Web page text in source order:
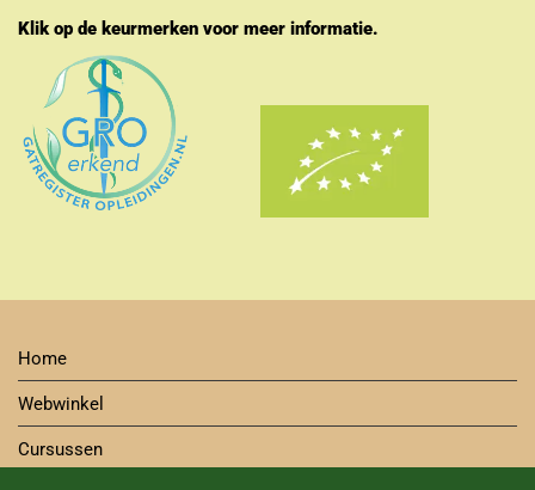
Klik op de keurmerken voor meer informatie.
Home
Webwinkel
Cursussen